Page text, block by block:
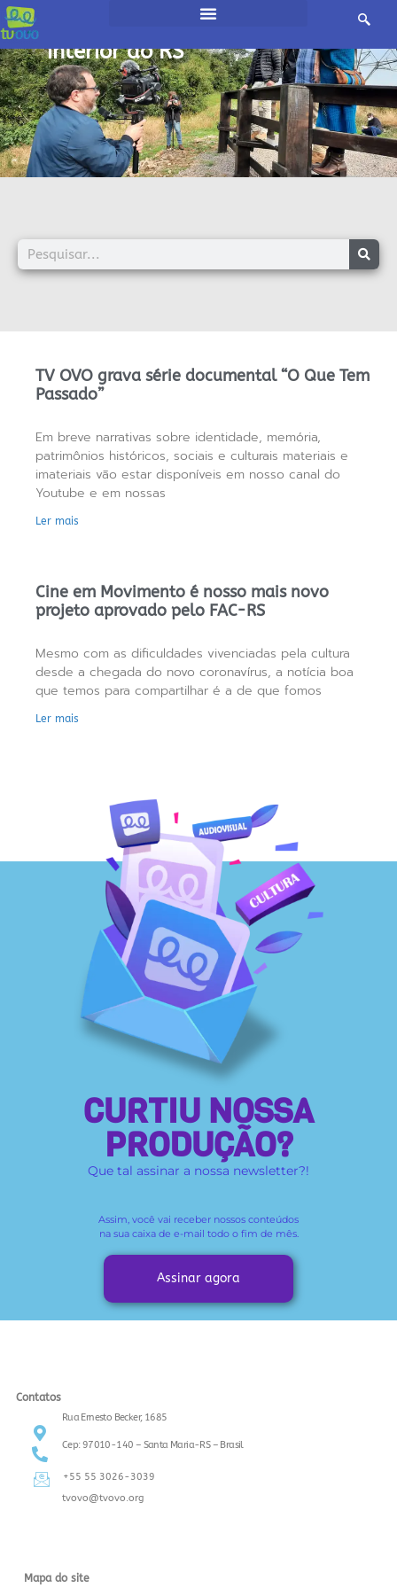
interior do RS
TV OVO grava série documental “O Que Tem
Passado”
Em breve narrativas sobre identidade, memória,
patrimônios históricos, sociais e culturais materiais e
imateriais vão estar disponíveis em nosso canal do
Youtube e em nossas
Ler mais
Cine em Movimento é nosso mais novo
projeto aprovado pelo FAC-RS
Mesmo com as dificuldades vivenciadas pela cultura
desde a chegada do novo coronavírus, a notícia boa
que temos para compartilhar é a de que fomos
Ler mais
CURTIU NOSSA
PRODUÇÃO?
Que tal assinar a nossa newsletter?!
Assim, você vai receber nossos conteúdos
na sua caixa de e-mail todo o fim de mês.
Assinar agora
Contatos
Rua Ernesto Becker, 1685
Cep: 97010-140 – Santa Maria-RS – Brasil
+55 55 3026-3039
tvovo@tvovo.org
Mapa do site